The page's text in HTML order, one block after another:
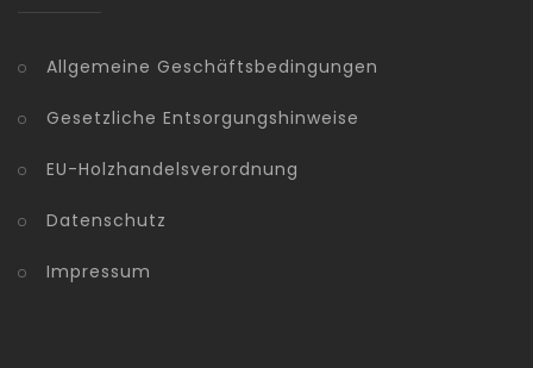
Allgemeine Geschäftsbedingungen
Gesetzliche Entsorgungshinweise
EU-Holzhandelsverordnung
Datenschutz
Impressum